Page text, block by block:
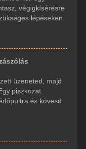
végigkísérésre
lépéseken.
üzeneted, majd
piszkozat
és kövesd